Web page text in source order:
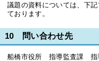
議題の資料については、下
ております。
10 問い合わせ先
船橋市役所 指導監査課 指